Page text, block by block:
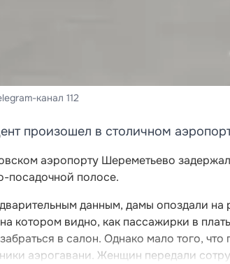
канал 112
произошел в столичном
аэропорту Шереметьево
посадочной полосе.
данным, дамы опоздали на
котором видно, как пассажирки в
в салон. Однако мало того,
аэрогавани. Женщин передали